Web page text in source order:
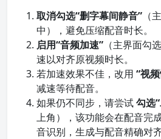
取消勾选“删字幕间静音” （
中），避免压缩配音时长。
启用“音频加速” （主界面勾
速以对齐原视频时长。
若加速效果不佳，改用 “视
减速等待配音。
如果仍不同步，请尝试勾选
上角），该功能会在配音完
音识别，生成与配音精确对